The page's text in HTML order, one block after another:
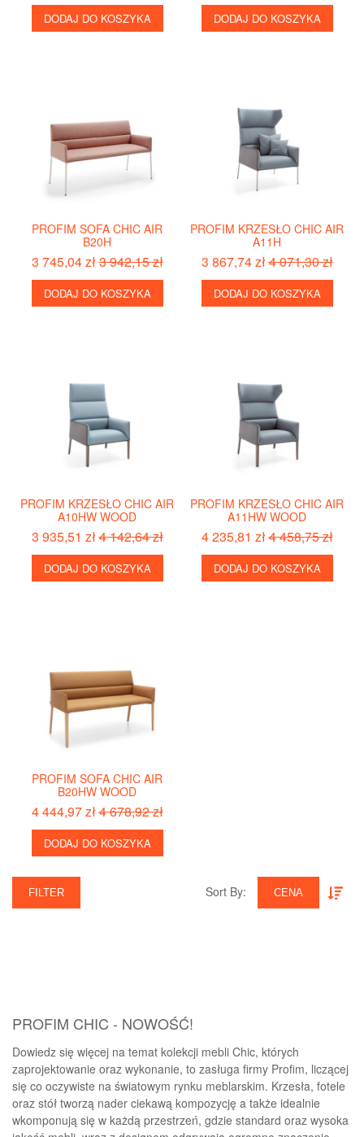
DODAJ DO KOSZYKA DODAJ DO KOSZYKA
PROFIM SOFA CHIC AIR
B20H
3 745,04 zł3 942,15 zł
DODAJ DO KOSZYKA
PROFIM KRZESŁO CHIC AIR
A11H
3 867,74 zł4 071,30 zł
DODAJ DO KOSZYKA
PROFIM KRZESŁO CHIC AIR
A10HW WOOD
3 935,51 zł4 142,64 zł
DODAJ DO KOSZYKA
PROFIM KRZESŁO CHIC AIR
A11HW WOOD
4 235,81 zł4 458,75 zł
DODAJ DO KOSZYKA
PROFIM SOFA CHIC AIR
B20HW WOOD
4 444,97 zł4 678,92 zł
DODAJ DO KOSZYKA
FILTER Sort By:‎ CENA
PROFIM CHIC - NOWOŚĆ!
Dowiedz się więcej na temat kolekcji mebli Chic, których
zaprojektowanie oraz wykonanie, to zasługa firmy Profim, liczącej
się co oczywiste na światowym rynku meblarskim. Krzesła, fotele
oraz stół tworzą nader ciekawą kompozycję a także idealnie
wkomponują się w każdą przestrzeń, gdzie standard oraz wysoka